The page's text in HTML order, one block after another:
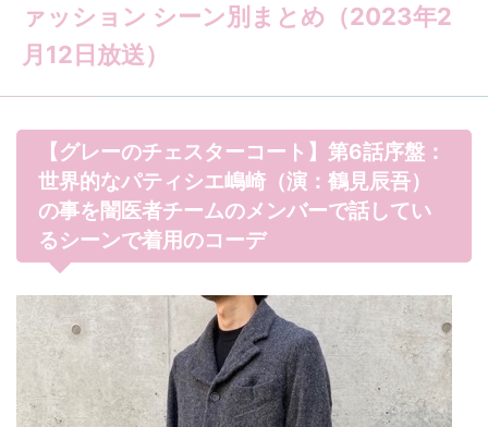
ァッション シーン別まとめ（2023年2
月12日放送）
【グレーのチェスターコート】第6話序盤：
世界的なパティシエ嶋崎（演：鶴見辰吾）
の事を闇医者チームのメンバーで話してい
るシーンで着用のコーデ